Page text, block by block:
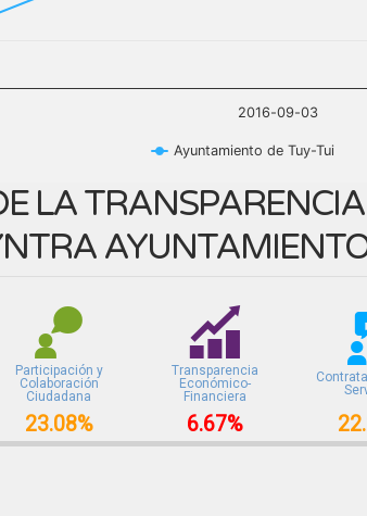
Ayuntamiento de Tuy-Tui
2016-09-03
LA
Participación y
Colaboración
Ciudadana
23.08%
Transparencia
Económico-
Financiera
6.67%